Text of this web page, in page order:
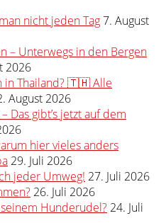
nicht jeden Tag7. August
– Unterwegs in den Bergen
2026
in Thailand? 🇹🇭 Alle
August 2026
Das gibt’s jetzt auf dem
hier vieles anders
29. Juli 2026
jeder Umweg! 27. Juli 2026
26. Juli 2026
Hunderudel? 24. Juli